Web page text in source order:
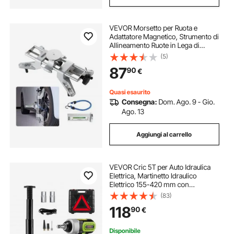
VEVOR Morsetto per Ruota e
Adattatore Magnetico, Strumento di
Allineamento Ruote in Lega di
Alluminio per un Calibro di
Campanatura Preciso, Strumento di
Riparazione Pneumatici Magnetico
per Auto
(5)
8790€
Quasi esaurito
Consegna: Dom. Ago. 9 - Gio.
Ago. 13
Aggiungi al carrello
VEVOR Cric 5T per Auto Idraulica
Elettrica, Martinetto Idraulico
Elettrico 155-420 mm con
Compressore Chiave a Impulsi
Cassetta degli Attrezzi, 12V Kit
Riparazione Cric Martinetto per
Auto CRV SUV
(83)
11890€
Disponibile